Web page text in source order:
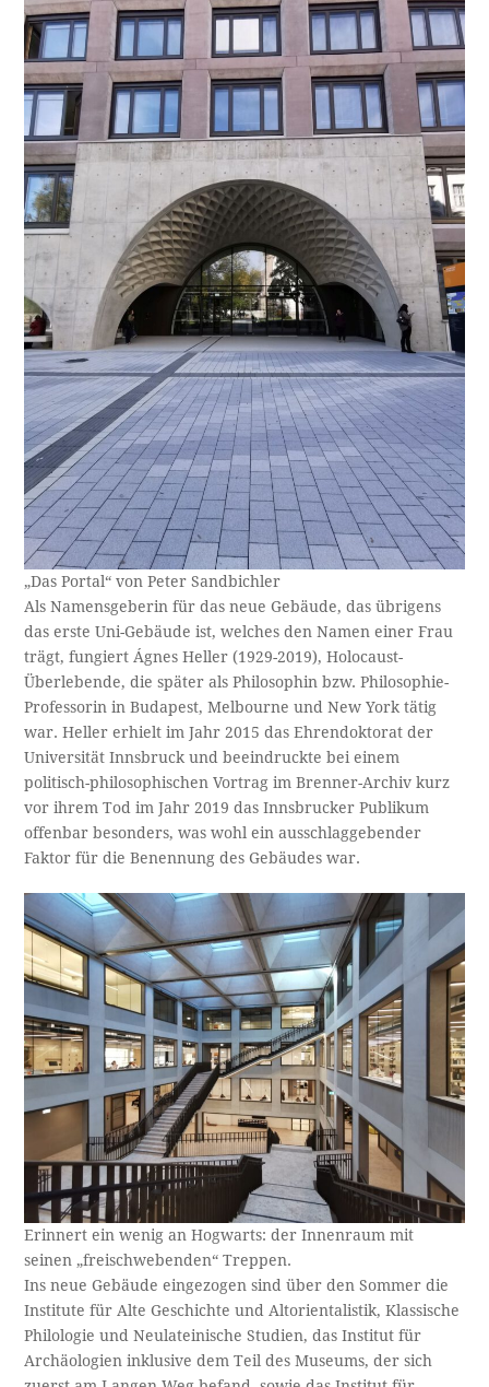
„Das Portal“ von Peter Sandbichler
Als Namensgeberin für das neue Gebäude, das übrigens
das erste Uni-Gebäude ist, welches den Namen einer Frau
trägt, fungiert Ágnes Heller (1929-2019), Holocaust-
Überlebende, die später als Philosophin bzw. Philosophie-
Professorin in Budapest, Melbourne und New York tätig
war. Heller erhielt im Jahr 2015 das Ehrendoktorat der
Universität Innsbruck und beeindruckte bei einem
politisch-philosophischen Vortrag im Brenner-Archiv kurz
vor ihrem Tod im Jahr 2019 das Innsbrucker Publikum
offenbar besonders, was wohl ein ausschlaggebender
Faktor für die Benennung des Gebäudes war.
Erinnert ein wenig an Hogwarts: der Innenraum mit
seinen „freischwebenden“ Treppen.
Ins neue Gebäude eingezogen sind über den Sommer die
Institute für Alte Geschichte und Altorientalistik, Klassische
Philologie und Neulateinische Studien, das Institut für
Archäologien inklusive dem Teil des Museums, der sich